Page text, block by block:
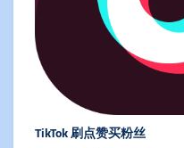
TikTok 刷点赞买粉丝